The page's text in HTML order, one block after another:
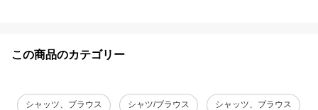
この商品のカテゴリー
シャッツ、ブラウス シャツ/ブラウス シャッツ、ブラウス